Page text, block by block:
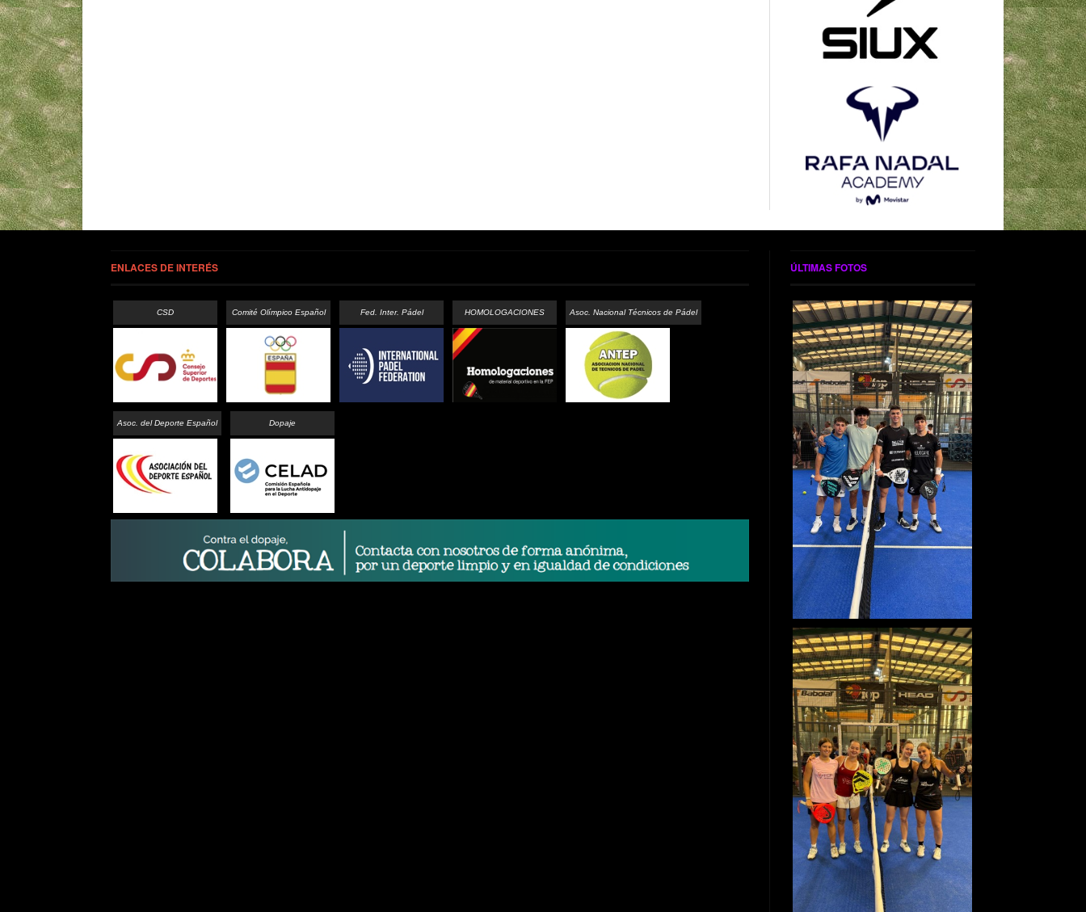
ENLACES DE INTERÉS
CSD Comité Olímpico Español Fed. Inter. Pádel HOMOLOGACIONES Asoc. Nacional Técnicos de Pádel
Asoc. del Deporte Español Dopaje
ÚLTIMAS FOTOS